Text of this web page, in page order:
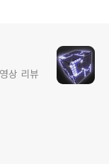
상 리뷰